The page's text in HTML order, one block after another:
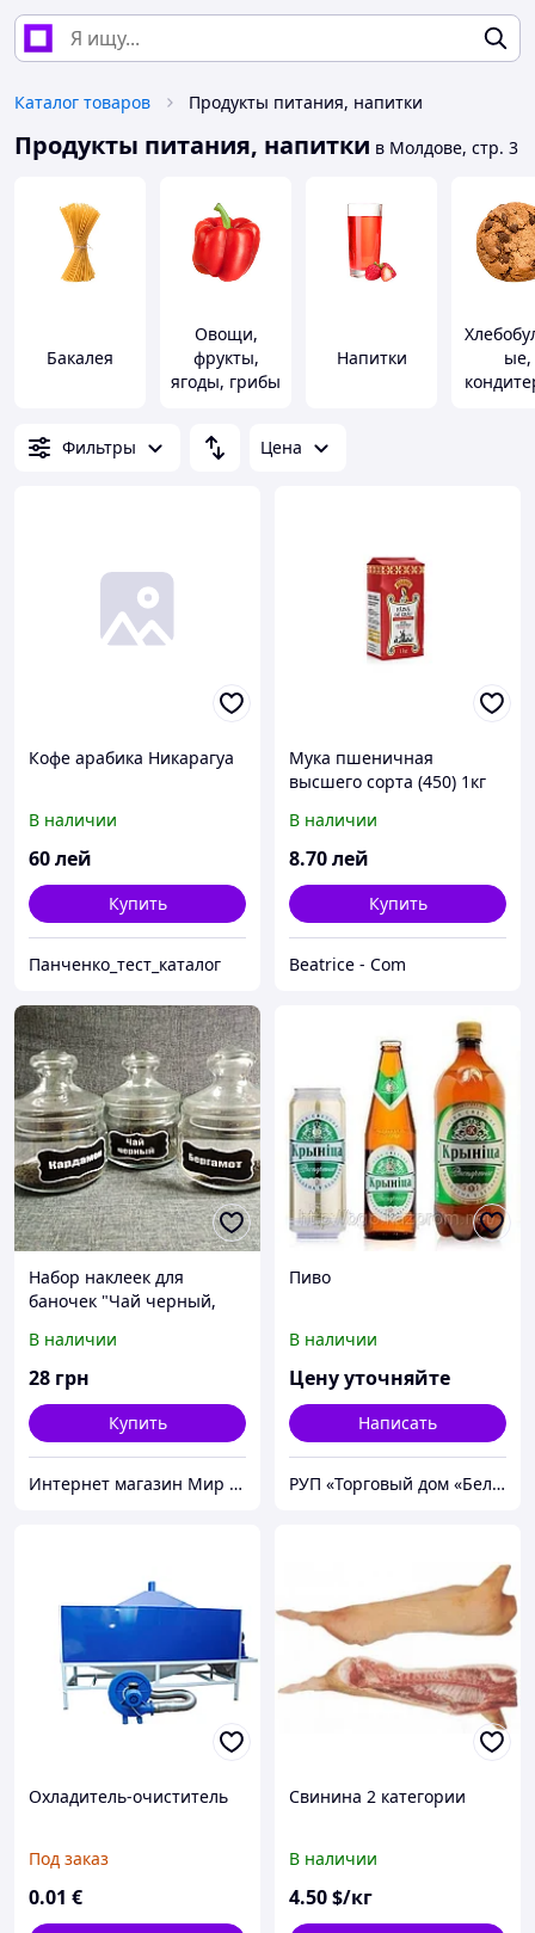
Каталог товаров Продукты питания, напитки
Продукты питания, напитки в Молдове, стр. 3
Бакалея
Овощи,
фрукты,
ягоды, грибы
Напитки
ые,
Фильтры
Цена
Кофе арабика Никарагуа
В наличии
60лей
Купить
Панченко_тест_каталог
Мука пшеничная
высшего сорта (450) 1кг
В наличии
8.70лей
Купить
Beatrice - Com
Набор наклеек для
баночек "Чай черный,
Кардамон, Бергамот"
В наличии
28 грн
Купить
Интернет магазин Мир стендов. Товары из Украины
Пиво
В наличии
Цену уточняйте
Написать
РУП «Торговый дом «Белгоспищепром»
Охладитель-очиститель
Под заказ
0.01 €
Свинина 2 категории
В наличии
4.50$/кг